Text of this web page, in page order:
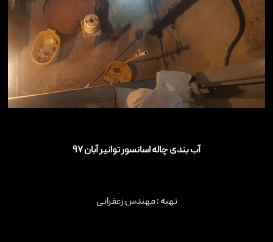
آب بندی چاله اسانسور توانیر آبان ۹۷
تهیه : مهندس زعفرانی